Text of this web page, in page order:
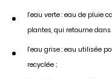
l’eau verte : eau de pluie
plantes, qui retourne dans
l’eau grise : eau utilisée
recyclée ;